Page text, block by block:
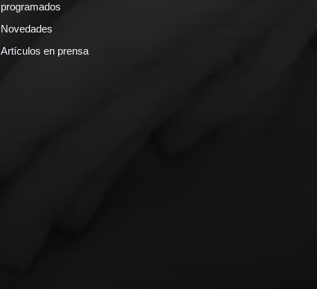
programados
Novedades
Artículos en prensa